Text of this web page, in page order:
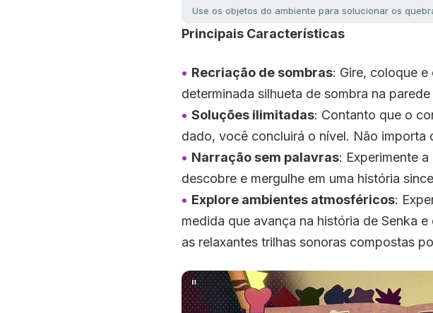
Use os objetos do ambiente para solucionar os
Principais Características
Recriação de sombras: Gire, coloque e
determinada silhueta de sombra na
Soluções ilimitadas: Contanto que o
dado, você concluirá o nível. Não importa
Narração sem palavras: Experimente
descobre e mergulhe em uma história
Explore ambientes atmosféricos:
medida que avança na história de Senka
as relaxantes trilhas sonoras compostas